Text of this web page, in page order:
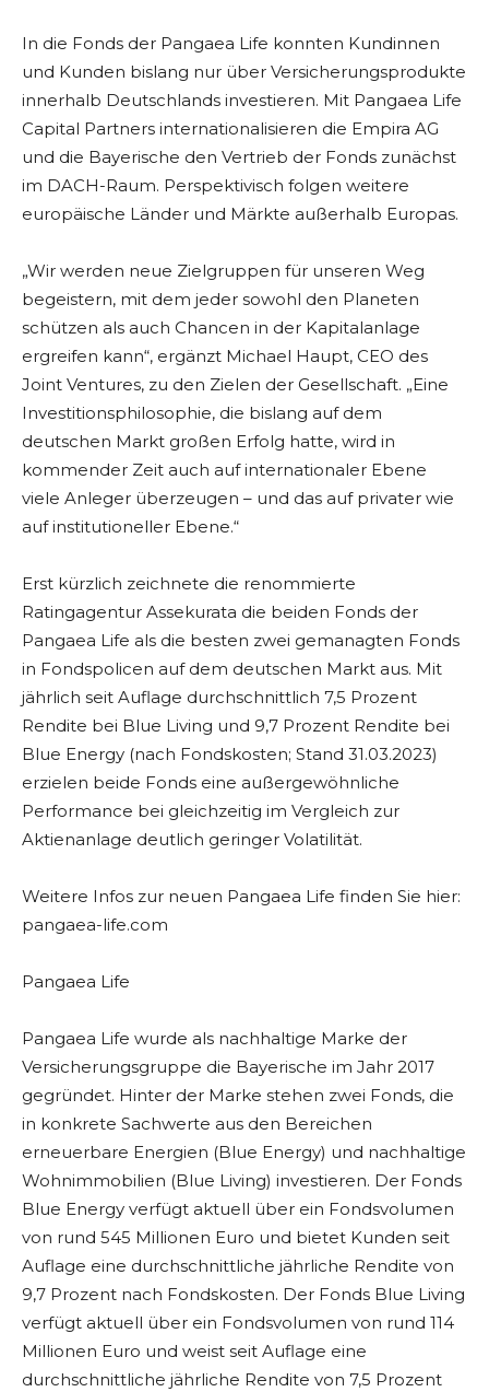
In die Fonds der Pangaea Life konnten Kundinnen
und Kunden bislang nur über Versicherungsprodukte
innerhalb Deutschlands investieren. Mit Pangaea Life
Capital Partners internationalisieren die Empira AG
und die Bayerische den Vertrieb der Fonds zunächst
im DACH-Raum. Perspektivisch folgen weitere
europäische Länder und Märkte außerhalb Europas.
„Wir werden neue Zielgruppen für unseren Weg
begeistern, mit dem jeder sowohl den Planeten
schützen als auch Chancen in der Kapitalanlage
ergreifen kann“, ergänzt Michael Haupt, CEO des
Joint Ventures, zu den Zielen der Gesellschaft. „Eine
Investitionsphilosophie, die bislang auf dem
deutschen Markt großen Erfolg hatte, wird in
kommender Zeit auch auf internationaler Ebene
viele Anleger überzeugen – und das auf privater wie
auf institutioneller Ebene.“
Erst kürzlich zeichnete die renommierte
Ratingagentur Assekurata die beiden Fonds der
Pangaea Life als die besten zwei gemanagten Fonds
in Fondspolicen auf dem deutschen Markt aus. Mit
jährlich seit Auflage durchschnittlich 7,5 Prozent
Rendite bei Blue Living und 9,7 Prozent Rendite bei
Blue Energy (nach Fondskosten; Stand 31.03.2023)
erzielen beide Fonds eine außergewöhnliche
Performance bei gleichzeitig im Vergleich zur
Aktienanlage deutlich geringer Volatilität.
Weitere Infos zur neuen Pangaea Life finden Sie hier:
pangaea-life.com
Pangaea Life
Pangaea Life wurde als nachhaltige Marke der
Versicherungsgruppe die Bayerische im Jahr 2017
gegründet. Hinter der Marke stehen zwei Fonds, die
in konkrete Sachwerte aus den Bereichen
erneuerbare Energien (Blue Energy) und nachhaltige
Wohnimmobilien (Blue Living) investieren. Der Fonds
Blue Energy verfügt aktuell über ein Fondsvolumen
von rund 545 Millionen Euro und bietet Kunden seit
Auflage eine durchschnittliche jährliche Rendite von
9,7 Prozent nach Fondskosten. Der Fonds Blue Living
verfügt aktuell über ein Fondsvolumen von rund 114
Millionen Euro und weist seit Auflage eine
durchschnittliche jährliche Rendite von 7,5 Prozent